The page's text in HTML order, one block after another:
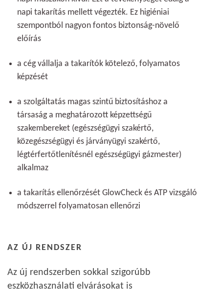
napi takarítás mellett végezték. Ez higiéniai
szempontból nagyon fontos biztonság-növelő
előírás
a cég vállalja a takarítók kötelező, folyamatos
képzését
a szolgáltatás magas szintű biztosításhoz a
társaság a meghatározott képzettségű
szakembereket (egészségügyi szakértő,
közegészségügyi és járványügyi szakértő,
légtérfertőtlenítésnél egészségügyi gázmester)
alkalmaz
a takarítás ellenőrzését GlowCheck és ATP vizsgáló
módszerrel folyamatosan ellenőrzi
AZ ÚJ RENDSZER
Az új rendszerben sokkal szigorúbb
eszközhasználati elvárásokat is